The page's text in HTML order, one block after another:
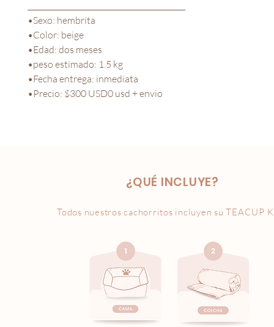
•Sexo: hembrita
•Color: beige
•Edad: dos meses
•peso estimado: 1.5 kg
•Fecha entrega: inmediata
¿QUÉ INCLUYE?
Todos nuestros cachorritos incluyen su TEACUP